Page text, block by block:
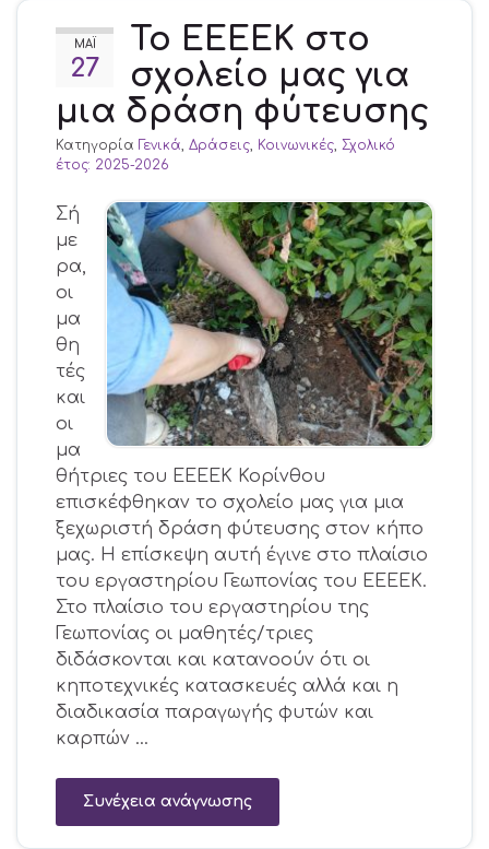
ΜΆΙ
27
Το ΕΕΕΕΚ στο
σχολείο μας για
μια δράση φύτευσης
Κατηγορία Γενικά, Δράσεις, Κοινωνικές, Σχολικό
έτος: 2025-2026
Σή
με
ρα,
οι
μα
θη
τές
και
οι
μα
θήτριες του ΕΕΕΕΚ Κορίνθου
επισκέφθηκαν το σχολείο μας για μια
ξεχωριστή δράση φύτευσης στον κήπο
μας. Η επίσκεψη αυτή έγινε στο πλαίσιο
του εργαστηρίου Γεωπονίας του ΕΕΕΕΚ.
Στο πλαίσιο του εργαστηρίου της
Γεωπονίας οι μαθητές/τριες
διδάσκονται και κατανοούν ότι οι
κηποτεχνικές κατασκευές αλλά και η
διαδικασία παραγωγής φυτών και
καρπών …
Συνέχεια ανάγνωσης